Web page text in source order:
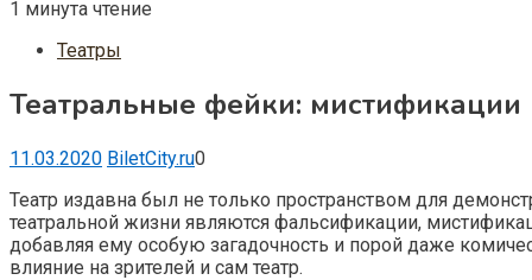
1 минута чтение
Театры
Театральные фейки:
11.03.2020 BiletCity.ru0
Театр издавна был не только пространством для
театральной жизни являются фальсификации,
добавляя ему особую загадочность и порой даже
влияние на зрителей и сам театр.